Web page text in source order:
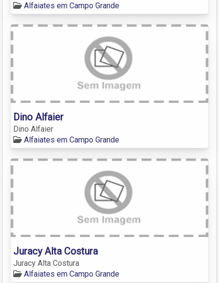
Alfaiates em Campo Grande
Dino Alfaier
Dino Alfaier
Alfaiates em Campo Grande
Juracy Alta Costura
Juracy Alta Costura
Alfaiates em Campo Grande